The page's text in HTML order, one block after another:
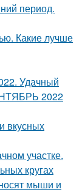
период.
Какие лучше
Удачный
2022
вкусных
участке.
кругах
мыши и